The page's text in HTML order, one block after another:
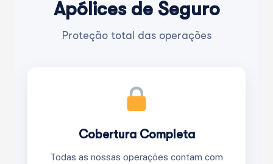
Apólices de Seguro
Proteção total das operações
Cobertura Completa
Todas as nossas operações contam com